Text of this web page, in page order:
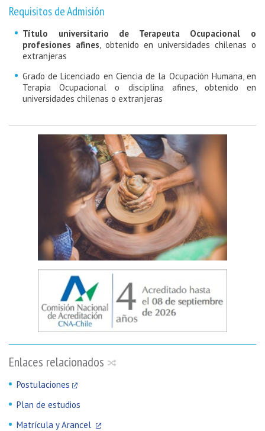
Enlaces relacionados
Postulaciones
Plan de estudios
Matrícula y Arancel
Requisitos de Admisión
Título universitario de Terapeuta Ocupacional o
profesiones afines, obtenido en universidades chilenas o
extranjeras
Grado de Licenciado en Ciencia de la Ocupación Humana, en
Terapia Ocupacional o disciplina afines, obtenido en
universidades chilenas o extranjeras